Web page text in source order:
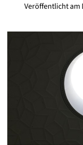
Veröffentlicht am